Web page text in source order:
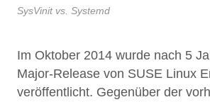
SysVinit vs. Systemd
Im Oktober 2014 wurde nach 5
Major-Release von SUSE Linux
veröffentlicht. Gegenüber der